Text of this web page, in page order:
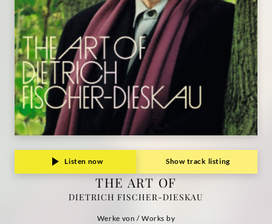
Listen now Show track listing
THE ART OF
DIETRICH FISCHER-DIESKAU
Werke von / Works by